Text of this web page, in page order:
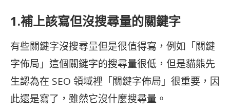
1.補上該寫但沒搜尋量的關鍵字
有些關鍵字沒搜尋量但是很值得寫，例如「關鍵
字佈局」這個關鍵字的搜尋量很低，但是貓熊先
生認為在 SEO 領域裡「關鍵字佈局」很重要，因
此還是寫了，雖然它沒什麼搜尋量。